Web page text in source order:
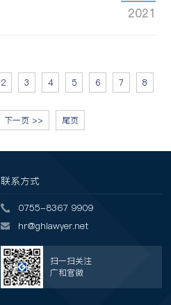
2021
2 3 4 5 6 7 8
下一页 >> 尾页
联系方式
0755-8367 9909
hr@ghlawyer.net
扫一扫关注
广和官微